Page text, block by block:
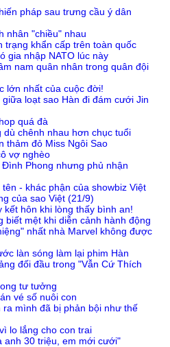
pháp sau trưng cầu ý dân
nhân "chiều" nhau
trạng khẩn cấp trên toàn quốc
gia nhập NATO lúc này
nam quân nhân trong quân đội
lớn nhất của cuộc đời!
loạt sao Hàn đi đám cưới Jin
quá đà
dù chênh nhau hơn chục tuổi
thảm đỏ Miss Ngôi Sao
vợ nghèo
Phong nhưng phủ nhận
- khác phận của showbiz Việt
của sao Việt (21/9)
kết hôn khi lòng thấy bình an!
biết mệt khi diễn cảnh hành động
nhất nhà Marvel không được
làn sóng làm lại phim Hàn
đối đầu trong "Vẫn Cứ Thích
tư tưởng
vé số nuôi con
mình đã bị phản bội như thế
lo lắng cho con trai
anh 30 triệu, em mới cưới"